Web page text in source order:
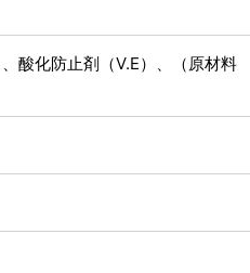
酸化防止剤（V.E）、（原材料